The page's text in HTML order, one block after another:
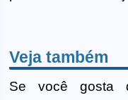
Veja também
Se você gosta